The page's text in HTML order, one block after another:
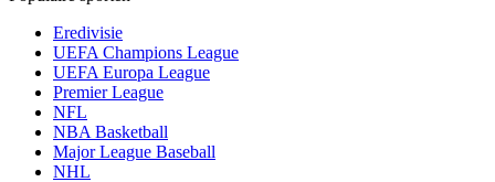
Eredivisie
UEFA Champions League
UEFA Europa League
Premier League
NFL
NBA Basketball
Major League Baseball
NHL